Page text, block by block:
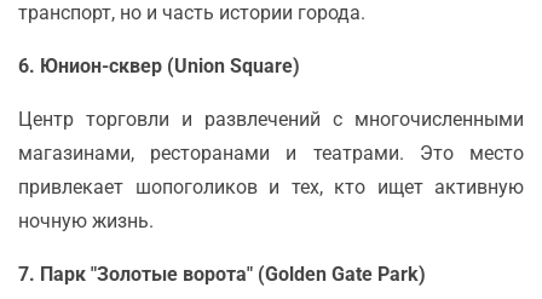
транспорт, но и часть истории города.
6. Юнион-сквер (Union Square)
Центр торговли и развлечений с многочисленными
магазинами, ресторанами и театрами. Это место
привлекает шопоголиков и тех, кто ищет активную
ночную жизнь.
7. Парк "Золотые ворота" (Golden Gate Park)